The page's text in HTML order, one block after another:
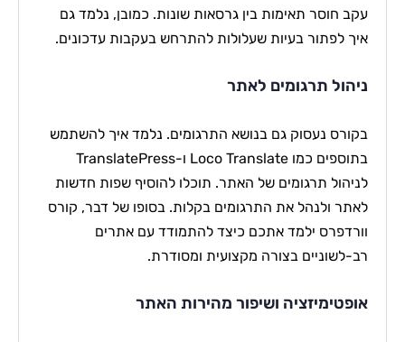
עקב חוסר תאימות בין גרסאות שונות. כמובן, נלמד גם
איך לפתור בעיות שעלולות להתרחש בעקבות עדכונים.
ניהול תרגומים לאתר
בקורס נעסוק גם בנושא התרגומים. נלמד איך להשתמש
בתוספים כמו Loco Translate ו-TranslatePress
לניהול תרגומים של האתר. תוכלו להוסיף שפות חדשות
לאתר ולנהל את התרגומים בקלות. בסופו של דבר, קורס
וורדפרס ילמד אתכם כיצד להתמודד עם אתרים
רב-לשוניים בצורה מקצועית ומסודרת.
אופטימיזציה ושיפור מהירות האתר